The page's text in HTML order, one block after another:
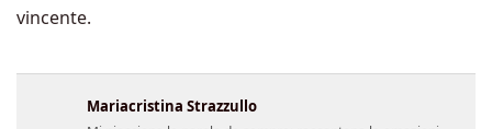
vincente.
Mariacristina Strazzullo